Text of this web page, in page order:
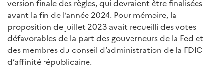
version finale des règles, qui devraient être finalisées
avant la fin de l’année 2024. Pour mémoire, la
proposition de juillet 2023 avait recueilli des votes
défavorables de la part des gouverneurs de la Fed et
des membres du conseil d’administration de la FDIC
d’affinité républicaine.